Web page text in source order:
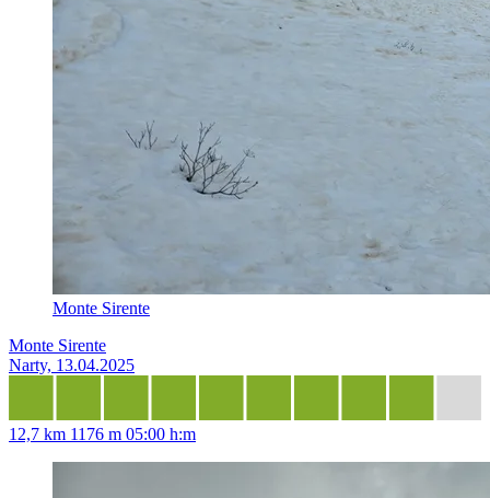
Monte Sirente
Monte Sirente
Narty, 13.04.2025
12,7 km 1176 m 05:00 h:m